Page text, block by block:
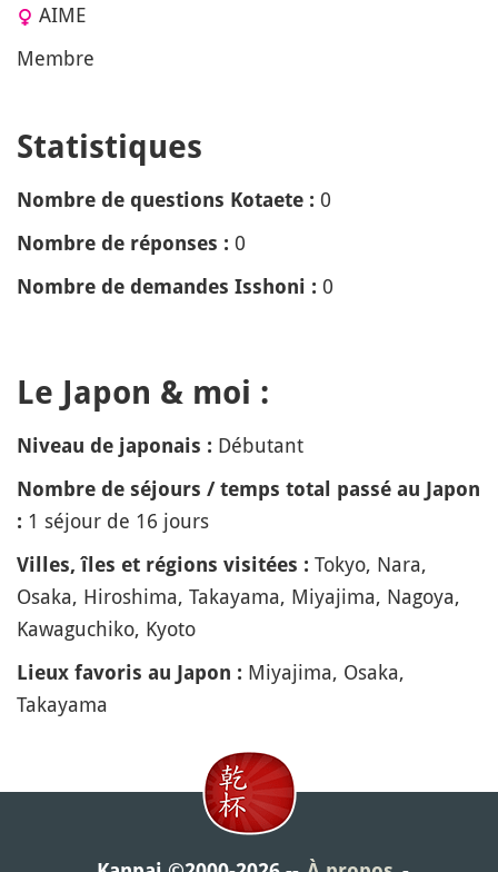
AIME
Membre
Statistiques
Nombre de questions Kotaete : 0
Nombre de réponses : 0
Nombre de demandes Isshoni : 0
Le Japon & moi :
Niveau de japonais : Débutant
Nombre de séjours / temps total passé au Japon
: 1 séjour de 16 jours
Villes, îles et régions visitées : Tokyo, Nara,
Osaka, Hiroshima, Takayama, Miyajima, Nagoya,
Kawaguchiko, Kyoto
Lieux favoris au Japon : Miyajima, Osaka,
Takayama